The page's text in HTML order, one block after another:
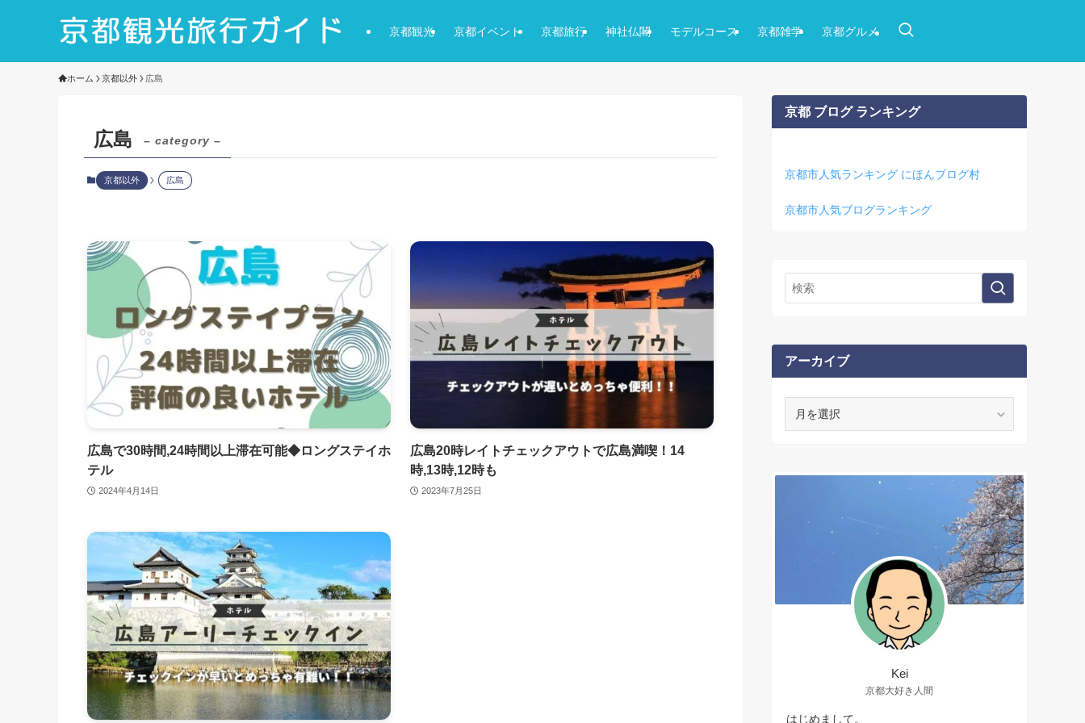
京都観光 京都イベント 京都旅行 神社仏閣 モデルコース 京都雑学 京都グルメ
ホーム 京都以外 広島
広島 – category –
京都以外 広島
広島で30時間,24時間以上滞在可能◆ロングステイホ
テル
2024年4月14日
広島20時レイトチェックアウトで広島満喫！14
時,13時,12時も
2023年7月25日
京都 ブログ ランキング
京都市人気ランキング にほんブログ村
京都市人気ブログランキング
アーカイブ
ブ
Kei
京都大好き人間
はじめまして。